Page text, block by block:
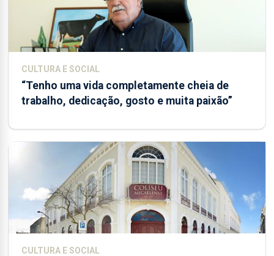
CULTURA E SOCIAL
“Tenho uma vida completamente cheia de
trabalho, dedicação, gosto e muita paixão”
CULTURA E SOCIAL